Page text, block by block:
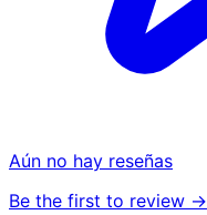
Aún no hay reseñas
Be the first to review →